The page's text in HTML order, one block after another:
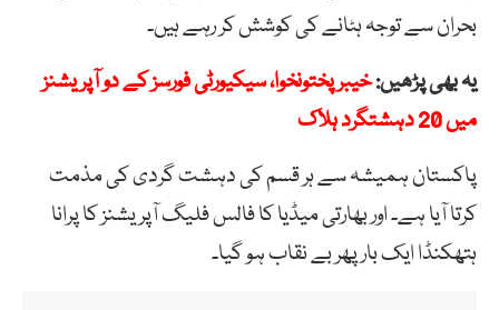
بحران سے توجہ ہٹانے کی کوشش کر رہے ہیں۔
یہ بھی پڑھیں:خیبرپختونخوا، سیکیورٹی فورسز کے دو آپریشنز
میں 20 دہشتگرد ہلاک
پاکستان ہمیشہ سے ہر قسم کی دہشت گردی کی مذمت
کرتا آیا ہے۔ اور بھارتی میڈیا کا فالس فلیگ آپریشنز کا پرانا
ہتھکنڈا ایک بار پھر بے نقاب ہو گیا۔